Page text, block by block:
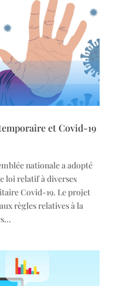
et Covid-19
nationale a adopté
loi relatif à diverses
Covid-19. Le projet
règles relatives à la